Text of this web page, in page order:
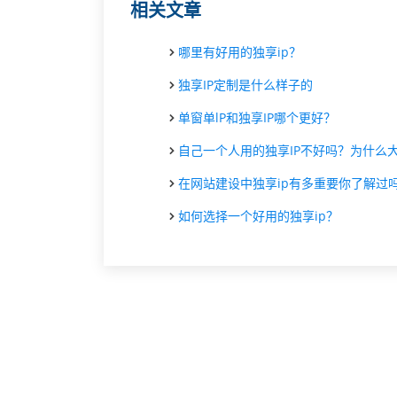
相关文章
哪里有好用的独享ip？
独享IP定制是什么样子的
单窗单lP和独享IP哪个更好？
自己一个人用的独享IP不好吗？为什么大家都还是喜欢共享
在网站建设中独享ip有多重要你了解过
如何选择一个好用的独享ip？